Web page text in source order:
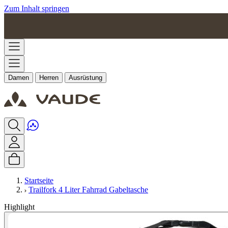
Zum Inhalt springen
Damen Herren Ausrüstung
Startseite
Trailfork 4 Liter Fahrrad Gabeltasche
Highlight